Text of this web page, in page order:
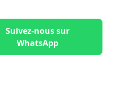
Suivez-nous sur
WhatsApp